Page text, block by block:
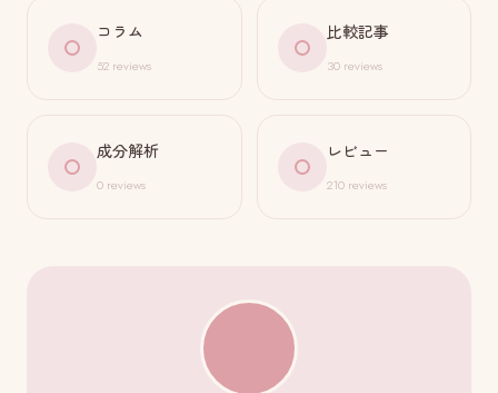
コラム
52 reviews
比較記事
30 reviews
成分解析
0 reviews
レビュー
210 reviews